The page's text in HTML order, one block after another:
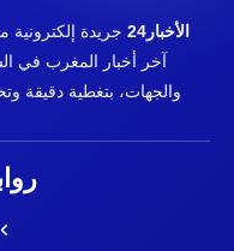
الأخبار24
جريدة إلكترونية
آخر أخبار المغرب في
والجهات، بتغطية دقيقة